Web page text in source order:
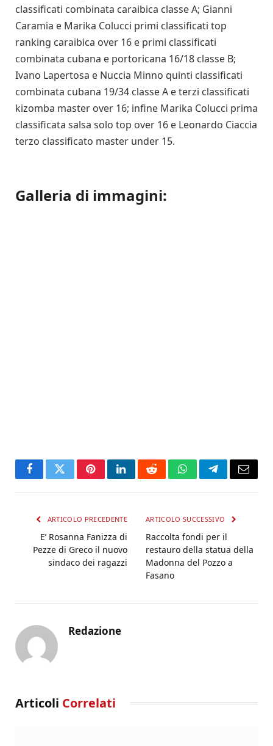
classificati combinata caraibica classe A; Gianni
Caramia e Marika Colucci primi classificati top
ranking caraibica over 16 e primi classificati
combinata cubana e portoricana 16/18 classe B;
Ivano Lapertosa e Nuccia Minno quinti classificati
combinata cubana 19/34 classe A e terzi classificati
kizomba master over 16; infine Marika Colucci prima
classificata salsa solo top over 16 e Leonardo Ciaccia
terzo classificato master under 15.
Galleria di immagini:
FacebookTwitterPinterestLinkedInRedditWhatsAppTelegramEmail
ARTICOLO PRECEDENTE
E’ Rosanna Fanizza di
Pezze di Greco il nuovo
sindaco dei ragazzi
ARTICOLO SUCCESSIVO
Raccolta fondi per il
restauro della statua della
Madonna del Pozzo a
Fasano
Redazione
Articoli Correlati